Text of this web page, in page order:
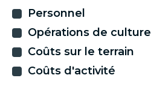
Personnel
Opérations de culture
Coûts sur le terrain
Coûts d'activité